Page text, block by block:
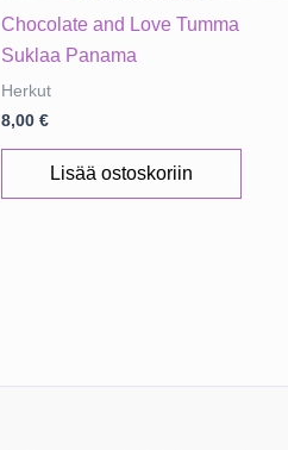
Chocolate and Love Tumma
Suklaa Panama
Herkut
8,00€
Lisää ostoskoriin